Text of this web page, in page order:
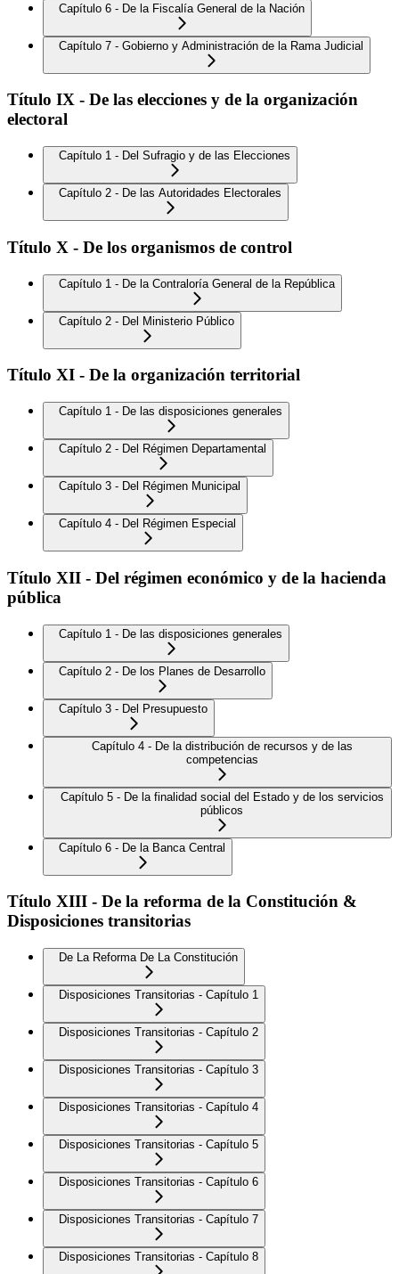
Capítulo 6 - De la Fiscalía General de la Nación
Capítulo 7 - Gobierno y Administración de la Rama Judicial
Título IX - De las elecciones y de la organización
electoral
Capítulo 1 - Del Sufragio y de las Elecciones
Capítulo 2 - De las Autoridades Electorales
Título X - De los organismos de control
Capítulo 1 - De la Contraloría General de la República
Capítulo 2 - Del Ministerio Público
Título XI - De la organización territorial
Capítulo 1 - De las disposiciones generales
Capítulo 2 - Del Régimen Departamental
Capítulo 3 - Del Régimen Municipal
Capítulo 4 - Del Régimen Especial
Título XII - Del régimen económico y de la hacienda
pública
Capítulo 1 - De las disposiciones generales
Capítulo 2 - De los Planes de Desarrollo
Capítulo 3 - Del Presupuesto
Capítulo 4 - De la distribución de recursos y de las
competencias
Capítulo 5 - De la finalidad social del Estado y de los servicios
públicos
Capítulo 6 - De la Banca Central
Título XIII - De la reforma de la Constitución &
Disposiciones transitorias
De La Reforma De La Constitución
Disposiciones Transitorias - Capítulo 1
Disposiciones Transitorias - Capítulo 2
Disposiciones Transitorias - Capítulo 3
Disposiciones Transitorias - Capítulo 4
Disposiciones Transitorias - Capítulo 5
Disposiciones Transitorias - Capítulo 6
Disposiciones Transitorias - Capítulo 7
Disposiciones Transitorias - Capítulo 8